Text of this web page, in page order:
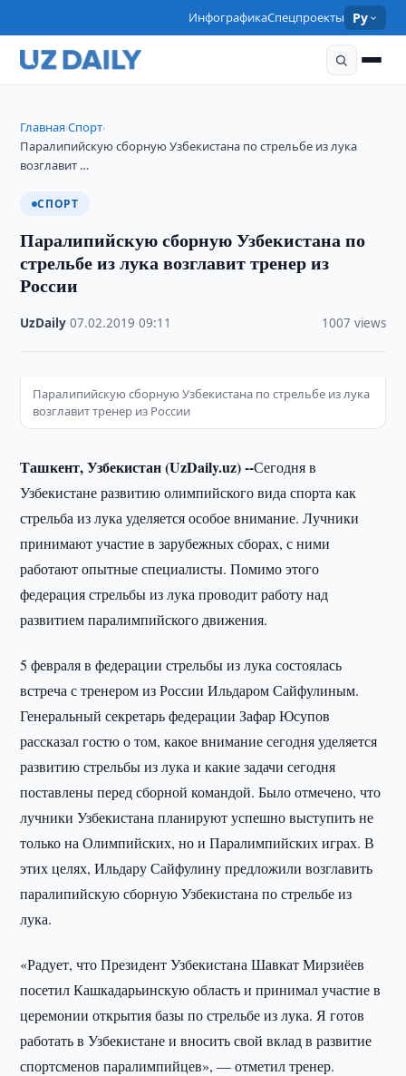
ИнфографикаСпецпроекты Ру
Главная›Спорт›
Паралипийскую сборную Узбекистана по стрельбе из лука
возглавит …
СПОРТ
Паралипийскую сборную Узбекистана по
стрельбе из лука возглавит тренер из
России
UzDaily ·07.02.2019 ·09:11 1007 views
Паралипийскую сборную Узбекистана по стрельбе из лука
возглавит тренер из России
Ташкент, Узбекистан (UzDaily.uz) --Сегодня в
Узбекистане развитию олимпийского вида спорта как
стрельба из лука уделяется особое внимание. Лучники
принимают участие в зарубежных сборах, с ними
работают опытные специалисты. Помимо этого
федерация стрельбы из лука проводит работу над
развитием паралимпийского движения.
5 февраля в федерации стрельбы из лука состоялась
встреча с тренером из России Ильдаром Сайфулиным.
Генеральный секретарь федерации Зафар Юсупов
рассказал гостю о том, какое внимание сегодня уделяется
развитию стрельбы из лука и какие задачи сегодня
поставлены перед сборной командой. Было отмечено, что
лучники Узбекистана планируют успешно выступить не
только на Олимпийских, но и Паралимпийских играх. В
этих целях, Ильдару Сайфулину предложили возглавить
паралипийскую сборную Узбекистана по стрельбе из
лука.
«Радует, что Президент Узбекистана Шавкат Мирзиёев
посетил Кашкадарьинскую область и принимал участие в
церемонии открытия базы по стрельбе из лука. Я готов
работать в Узбекистане и вносить свой вклад в развитие
спортсменов паралимпийцев», — отметил тренер.